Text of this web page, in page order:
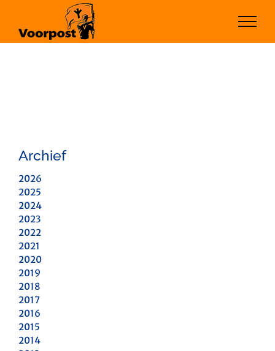
inhoud
Archief
2026
2025
2024
2023
2022
2021
2020
2019
2018
2017
2016
2015
2014